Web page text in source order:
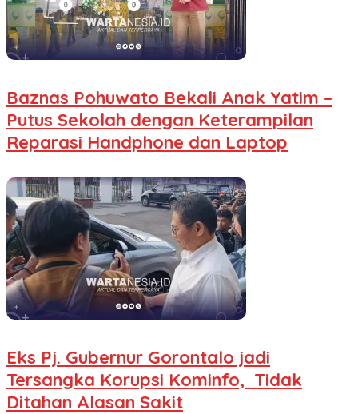
Baznas Pohuwato Bekali Anak Yatim –
Putus Sekolah dengan Keterampilan
Reparasi Handphone dan Laptop
Eks Pj. Gubernur Gorontalo jadi
Tersangka Korupsi Kominfo, Tidak
Ditahan Alasan Sakit